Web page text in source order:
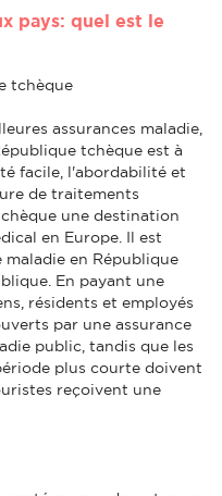
pays: quel est le
tchèque
assurances maladie,
tchèque est à
facile, l'abordabilité et
de traitements
une destination
en Europe. Il est
en République
En payant une
résidents et employés
par une assurance
public, tandis que les
plus courte doivent
reçoivent une